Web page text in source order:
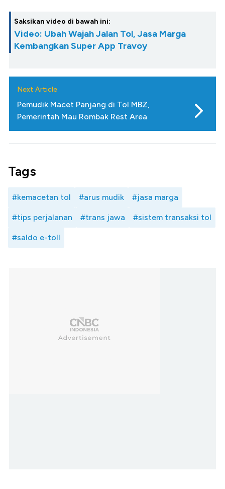
Saksikan video di bawah ini:
Video: Ubah Wajah Jalan Tol, Jasa Marga
Kembangkan Super App Travoy
Next Article
Pemudik Macet Panjang di Tol MBZ,
Pemerintah Mau Rombak Rest Area
Tags
#kemacetan tol #arus mudik #jasa marga
#tips perjalanan #trans jawa #sistem transaksi tol
#saldo e-toll